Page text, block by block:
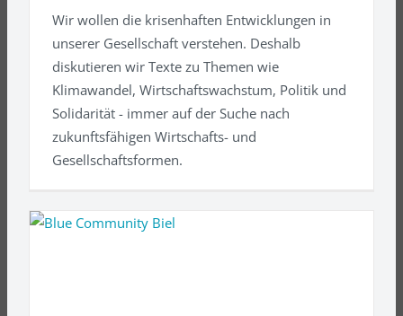
Wir wollen die krisenhaften Entwicklungen in
unserer Gesellschaft verstehen. Deshalb
diskutieren wir Texte zu Themen wie
Klimawandel, Wirtschaftswachstum, Politik und
Solidarität - immer auf der Suche nach
zukunftsfähigen Wirtschafts- und
Gesellschaftsformen.